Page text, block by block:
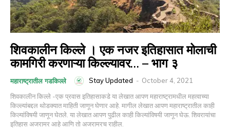
शिवकालीन किल्ले । एक नजर इतिहासात मोलाची
कामगिरी करणाऱ्या किल्ल्यावर… – भाग ३
महाराष्ट्रातील गडकिल्ले Stay Updated - October 4, 2021
शिवकालीन किल्ले -एक प्रवास इतिहासाकडे या लेखात आपण महाराष्ट्रामधील महत्वाच्या
किल्ल्यांबद्दल थोडक्यात माहिती जाणून घेणार आहे. मागील लेखात आपण महाराष्ट्रातील काही
किल्यांविषयी जाणून घेतले. या लेखात आपण पुढील काही किल्यांविषयी जाणून घेऊ. शिवरायांचा
इतिहास अजरामर आहे आणि तो अजरामरच राहील.